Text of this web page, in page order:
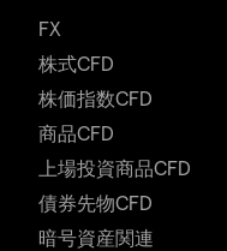
FX
株式CFD
株価指数CFD
商品CFD
上場投資商品CFD
債券先物CFD
暗号資産関連